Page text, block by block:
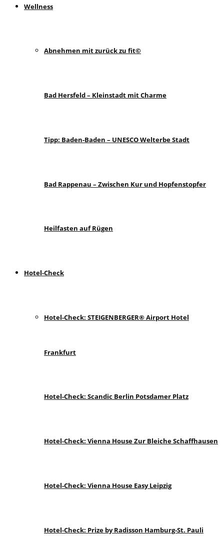
Wellness
Abnehmen mit zurück zu fit©
Bad Hersfeld – Kleinstadt mit Charme
Tipp: Baden-Baden – UNESCO Welterbe Stadt
Bad Rappenau – Zwischen Kur und Hopfenstopfer
Heilfasten auf Rügen
Hotel-Check
Hotel-Check: STEIGENBERGER® Airport Hotel
Frankfurt
Hotel-Check: Scandic Berlin Potsdamer Platz
Hotel-Check: Vienna House Zur Bleiche Schaffhausen
Hotel-Check: Vienna House Easy Leipzig
Hotel-Check: Prize by Radisson Hamburg-St. Pauli